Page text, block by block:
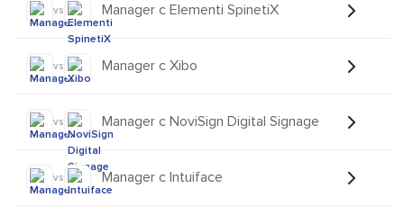
vs Manager с Elementi SpinetiX
vs Manager с Xibo
vs Manager с NoviSign Digital Signage
vs Manager с Intuiface